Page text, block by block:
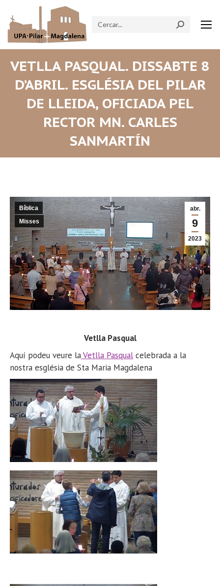
Search:
VETLLA PASQUAL. DISSABTE 8
D’ABRIL. ESGLÉSIA DEL PILAR
DE LLEIDA, OFICIADA PEL
RECTOR MN. CARLES
SANMARTÍN
abr.
9
2023
Bíblica
Misses
Vetlla Pasqual
Aquí podeu veure laVetlla Pasqual celebrada a la
nostra església de Sta Maria Magdalena